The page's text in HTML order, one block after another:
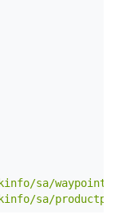
sa/waypoint"
sa/